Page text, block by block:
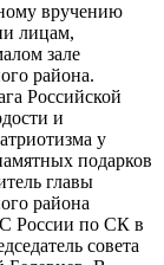
вручению
лицам,
зале
района.
Российской
и
у
подарков
главы
района
России по СК в
совета